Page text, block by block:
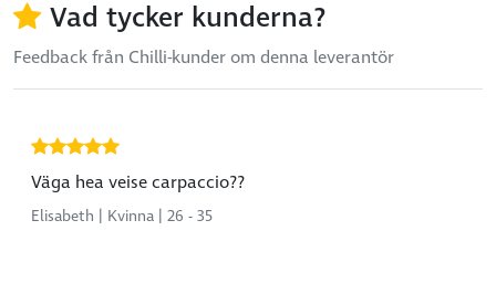
Vad tycker kunderna?
Feedback från Chilli-kunder om denna leverantör
Väga hea veise carpaccio??
Elisabeth | Kvinna | 26 - 35